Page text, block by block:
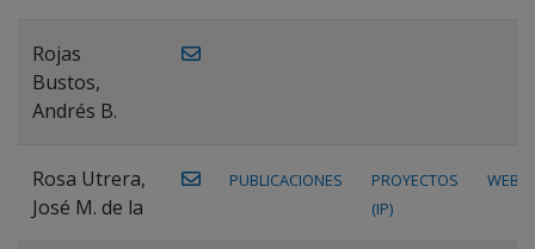
Rojas
Bustos,
Andrés B.
Rosa Utrera,
José M. de la
PUBLICACIONES
PROYECTOS
(IP)
WEB